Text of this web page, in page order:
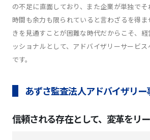
の不足に直面しており、また企業が単独で
時間も余力も限られていると言わざるを得
きを見通すことが困難な時代だからこそ、
ッショナルとして、アドバイザリーサービ
です。
あずさ監査法人アドバイザリー
信頼される存在として、変革をリ